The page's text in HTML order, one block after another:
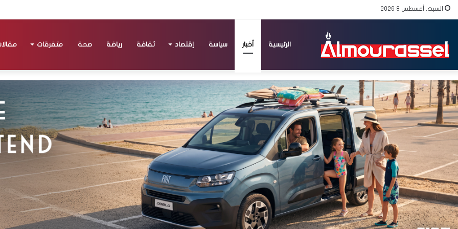
السبت, أغسطس 8 2026
الرئيسية أخبار سياسة إقتصاد ثقافة رياضة صحة متفرقات